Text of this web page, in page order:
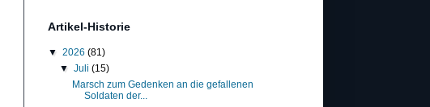
Artikel-Historie
▼ 2026 (81)
▼Juli(15)
Marsch zum Gedenken an die gefallenen
Soldaten der...